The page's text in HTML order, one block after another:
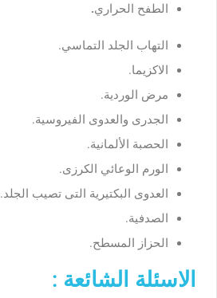
الطفح الحراري.
التهاب الجلد التماسي.
الاكزيما.
مرض الوردية.
الجدرى والعدوى الفيروسية.
الحصبة الألمانية.
الورم الوعائي الكرزى.
العدوى البكتيرية التى تصيب الجلد.
الصدفية.
الحزاز المسطح.
الاسئلة الشائعة :